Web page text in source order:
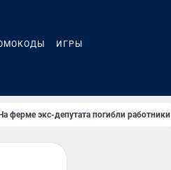
ИГРЫ
ферме экс-депутата погибли работники